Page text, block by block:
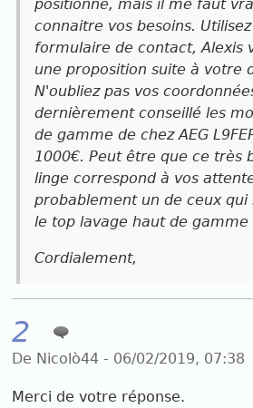
positionné, mais il me faut
connaitre vos besoins.
formulaire de contact, Alexis
une proposition suite à votre
N'oubliez pas vos
dernièrement conseillé les
de gamme de chez AEG
1000€. Peut être que ce très
linge correspond à vos
probablement un de ceux qui
le top lavage haut de gamme
Cordialement,
2
De Nicolò44 - 06/02/2019, 07:38
Merci de votre réponse.